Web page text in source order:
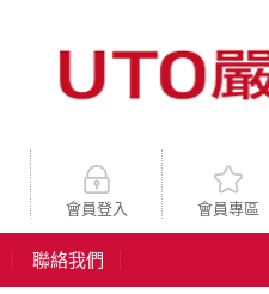
會員登入 會員專區
聯絡我們